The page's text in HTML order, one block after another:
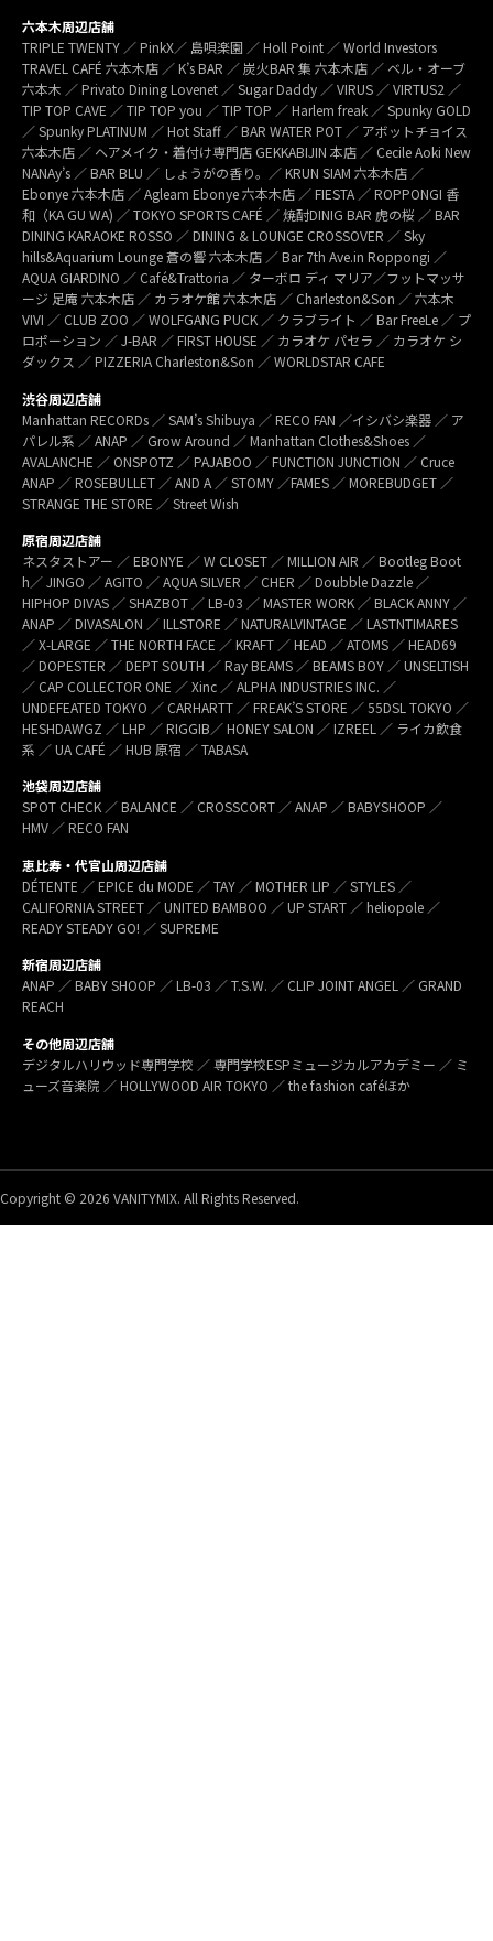
六本木周辺店舗
TRIPLE TWENTY ／ PinkX／ 島唄楽園 ／ Holl Point ／ World Investors
TRAVEL CAFÉ 六本木店 ／ K’s BAR ／ 炭火BAR 集 六本木店 ／ ベル・オーブ
六本木 ／ Privato Dining Lovenet ／ Sugar Daddy ／ VIRUS ／ VIRTUS2 ／
TIP TOP CAVE ／ TIP TOP you ／ TIP TOP ／ Harlem freak ／ Spunky GOLD
／ Spunky PLATINUM ／ Hot Staff ／ BAR WATER POT ／ アボットチョイス
六本木店 ／ ヘアメイク・着付け専門店 GEKKABIJIN 本店 ／ Cecile Aoki New
NANAy’s ／ BAR BLU ／ しょうがの香り。／ KRUN SIAM 六本木店 ／
Ebonye 六本木店 ／ Agleam Ebonye 六本木店 ／ FIESTA ／ ROPPONGI 香
和（KA GU WA) ／ TOKYO SPORTS CAFÉ ／ 焼酎DINIG BAR 虎の桜 ／ BAR
DINING KARAOKE ROSSO ／ DINING & LOUNGE CROSSOVER ／ Sky
hills&Aquarium Lounge 蒼の響 六本木店 ／ Bar 7th Ave.in Roppongi ／
AQUA GIARDINO ／ Café&Trattoria ／ ターボロ ディ マリア／フットマッサ
ージ 足庵 六本木店 ／ カラオケ館 六本木店 ／ Charleston&Son ／ 六本木
VIVI ／ CLUB ZOO ／ WOLFGANG PUCK ／ クラブライト ／ Bar FreeLe ／ プ
ロポーション ／ J-BAR ／ FIRST HOUSE ／ カラオケ パセラ ／ カラオケ シ
ダックス ／ PIZZERIA Charleston&Son ／ WORLDSTAR CAFE
渋谷周辺店舗
Manhattan RECORDs ／ SAM’s Shibuya ／ RECO FAN ／イシバシ楽器 ／ ア
パレル系 ／ ANAP ／ Grow Around ／ Manhattan Clothes&Shoes ／
AVALANCHE ／ ONSPOTZ ／ PAJABOO ／ FUNCTION JUNCTION ／ Cruce
ANAP ／ ROSEBULLET ／ AND A ／ STOMY ／FAMES ／ MOREBUDGET ／
STRANGE THE STORE ／ Street Wish
原宿周辺店舗
ネスタストアー ／ EBONYE ／ W CLOSET ／ MILLION AIR ／ Bootleg Boot
h／ JINGO ／ AGITO ／ AQUA SILVER ／ CHER ／ Doubble Dazzle ／
HIPHOP DIVAS ／ SHAZBOT ／ LB-03 ／ MASTER WORK ／ BLACK ANNY ／
ANAP ／ DIVASALON ／ ILLSTORE ／ NATURALVINTAGE ／ LASTNTIMARES
／ X-LARGE ／ THE NORTH FACE ／ KRAFT ／ HEAD ／ ATOMS ／ HEAD69
／ DOPESTER ／ DEPT SOUTH ／ Ray BEAMS ／ BEAMS BOY ／ UNSELTISH
／ CAP COLLECTOR ONE ／ Xinc ／ ALPHA INDUSTRIES INC. ／
UNDEFEATED TOKYO ／ CARHARTT ／ FREAK’S STORE ／ 55DSL TOKYO ／
HESHDAWGZ ／ LHP ／ RIGGIB／ HONEY SALON ／ IZREEL ／ ライカ飲食
系 ／ UA CAFÉ ／ HUB 原宿 ／ TABASA
池袋周辺店舗
SPOT CHECK ／ BALANCE ／ CROSSCORT ／ ANAP ／ BABYSHOOP ／
HMV ／ RECO FAN
恵比寿・代官山周辺店舗
DÉTENTE ／ EPICE du MODE ／ TAY ／ MOTHER LIP ／ STYLES ／
CALIFORNIA STREET ／ UNITED BAMBOO ／ UP START ／ heliopole ／
READY STEADY GO! ／ SUPREME
新宿周辺店舗
ANAP ／ BABY SHOOP ／ LB-03 ／ T.S.W. ／ CLIP JOINT ANGEL ／ GRAND
REACH
その他周辺店舗
デジタルハリウッド専門学校 ／ 専門学校ESPミュージカルアカデミー ／ ミ
ューズ音楽院 ／ HOLLYWOOD AIR TOKYO ／ the fashion caféほか
Copyright © 2026 VANITYMIX. All Rights Reserved.